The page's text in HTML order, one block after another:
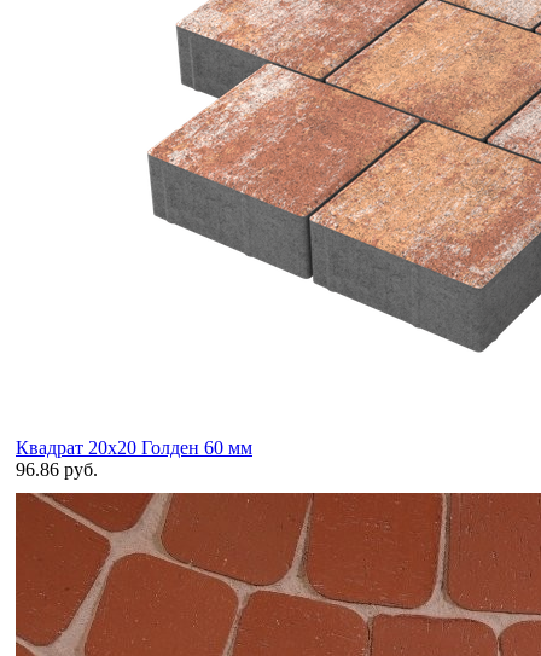
Квадрат 20х20 Голден 60 мм
96.86 руб.